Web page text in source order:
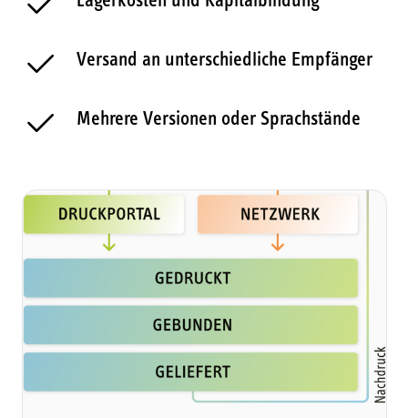
Versand an unterschiedliche Empfänger
Mehrere Versionen oder Sprachstände